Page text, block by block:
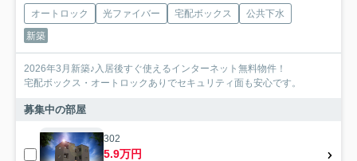
オートロック 光ファイバー 宅配ボックス
公共下水
新築
2026年3月新築♪入居後すぐ使えるインターネット無料物件！
宅配ボックス・オートロックありでセキュリティ面も安心です。
募集中の部屋
302
5.9万円